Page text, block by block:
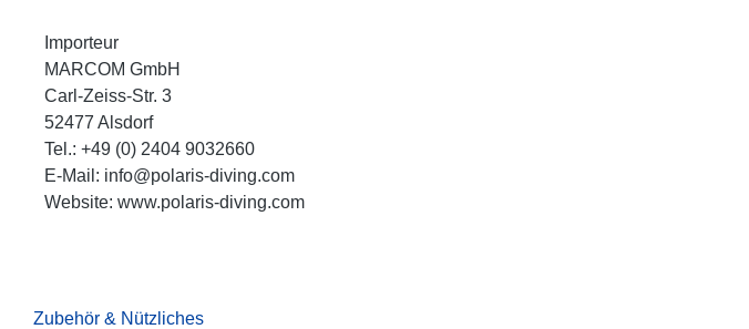
Importeur
MARCOM GmbH
Carl-Zeiss-Str. 3
52477 Alsdorf
Tel.: +49 (0) 2404 9032660
E-Mail: info@polaris-diving.com
Website: www.polaris-diving.com
Zubehör & Nützliches